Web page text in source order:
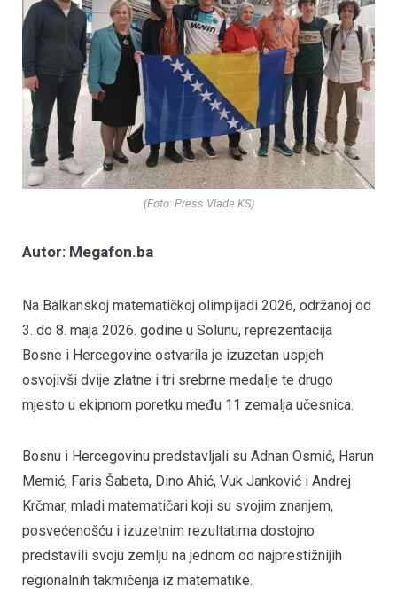
(Foto: Press Vlade KS)
Autor: Megafon.ba
Na Balkanskoj matematičkoj olimpijadi 2026, održanoj od
3. do 8. maja 2026. godine u Solunu, reprezentacija
Bosne i Hercegovine ostvarila je izuzetan uspjeh
osvojivši dvije zlatne i tri srebrne medalje te drugo
mjesto u ekipnom poretku među 11 zemalja učesnica.
Bosnu i Hercegovinu predstavljali su Adnan Osmić, Harun
Memić, Faris Šabeta, Dino Ahić, Vuk Janković i Andrej
Krčmar, mladi matematičari koji su svojim znanjem,
posvećenošću i izuzetnim rezultatima dostojno
predstavili svoju zemlju na jednom od najprestižnijih
regionalnih takmičenja iz matematike.